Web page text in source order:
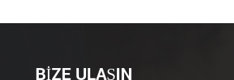
BIZE ULAŞIN